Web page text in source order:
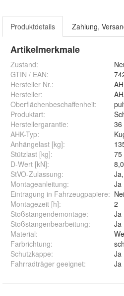
Produktdetails Zahlung,
Artikelmerkmale
Zustand:
GTIN / EAN:
Hersteller Nr.:
Hersteller:
Oberflächenbeschaffenheit:
Produktart:
Herstellergarantie:
36
AHK-Typ:
Anhängelast [kg]:
Stützlast [kg]:
75
D-Wert [kN]:
StVO-Zulassung:
Montageanleitung:
Ja
Eintragung in Fahrzeugpapiere:
Montagezeit [h]:
2
Stoßstangendemontage:
Ja
Stoßstangenbearbeitung:
Ja
Material:
Farbrichtung:
Schutzkappe:
Ja
Fahrradträger geeignet: Ja